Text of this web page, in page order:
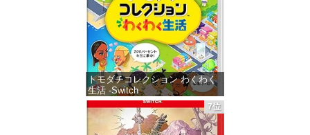
トモダチコレクション わくわく
生活 -Switch
価格：¥6,147
7位